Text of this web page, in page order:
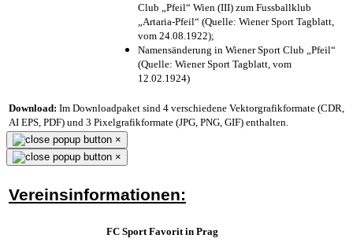
Club „Pfeil“ Wien (III) zum Fussballklub
„Artaria-Pfeil“ (Quelle: Wiener Sport Tagblatt,
vom 24.08.1922);
Namensänderung in Wiener Sport Club „Pfeil“
(Quelle: Wiener Sport Tagblatt, vom
12.02.1924)
Download: Im Downloadpaket sind 4 verschiedene Vektorgrafikformate (CDR,
AI EPS, PDF) und 3 Pixelgrafikformate (JPG, PNG, GIF) enthalten.
×
×
Vereinsinformationen:
FC Sport Favorit in Prag